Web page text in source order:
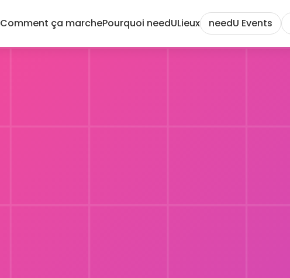
Comment ça marchePourquoi needULieux needU Events